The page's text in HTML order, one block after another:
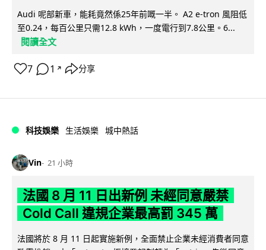
Audi 呢部新車，能耗竟然係25年前嘅一半。 A2 e-tron 風阻低
至0.24，每百公里只需12.8 kWh，一度電行到7.8公里。6...
閱讀全文
7 1 ↗ 分享
科技娛樂 生活娛樂 城中熱話
Vin 21 小時
法國 8 月 11 日出新例 未經同意嚴禁
Cold Call 違規企業最高罰 345 萬
法國將於 8 月 11 日起實施新例，全面禁止企業未經消費者同意